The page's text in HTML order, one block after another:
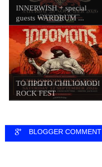
INNERWISH + special
guests WARDRUM ...
ΤΟ ΠΡΩΤΟ CHILIOMODI
ROCK FEST
BLOGGER COMMENT